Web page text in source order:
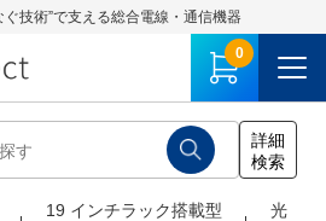
ぐ技術”で支える総合電線・通信機器
0
19 インチラック搭載型
光